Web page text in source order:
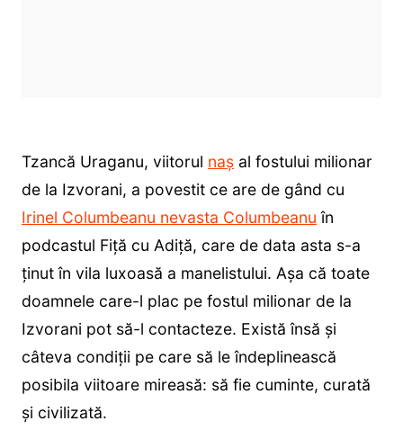
Tzancă Uraganu, viitorul nașal fostului milionar
de la Izvorani, a povestit ce are de gând cu
Irinel Columbeanu nevasta Columbeanu în
podcastul Fiță cu Adiță, care de data asta s-a
ținut în vila luxoasă a manelistului. Așa că toate
doamnele care-l plac pe fostul milionar de la
Izvorani pot să-l contacteze. Există însă și
câteva condiții pe care să le îndeplinească
posibila viitoare mireasă: să fie cuminte, curată
și civilizată.